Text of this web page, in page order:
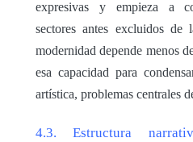
expresivas y empieza a
sectores antes excluidos de
modernidad depende menos
esa capacidad para
artística, problemas centrales
4.3. Estructura